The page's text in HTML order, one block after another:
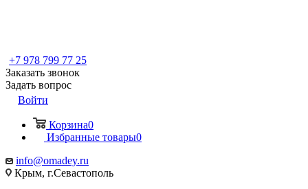
+7 978 799 77 25
Заказать звонок
Задать вопрос
Войти
Корзина0
Избранные товары0
info@omadey.ru
Крым, г.Севастополь